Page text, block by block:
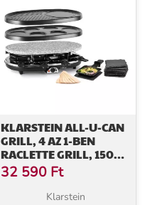
KLARSTEIN ALL-U-CAN
GRILL, 4 AZ 1-BEN
RACLETTE GRILL, 1500
W, 8 SZEMÉLYRE,
KIEGÉSZÍTŐ
32 590 Ft
Klarstein